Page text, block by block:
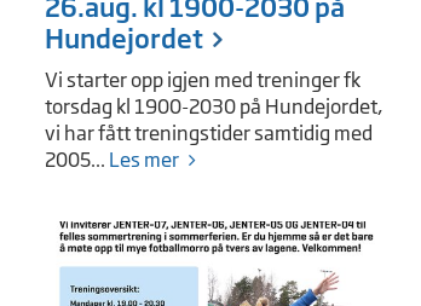
26.aug. kl 1900-2030 på
Hundejordet
Vi starter opp igjen med treninger fk
torsdag kl 1900-2030 på Hundejordet,
vi har fått treningstider samtidig med
2005... Les mer